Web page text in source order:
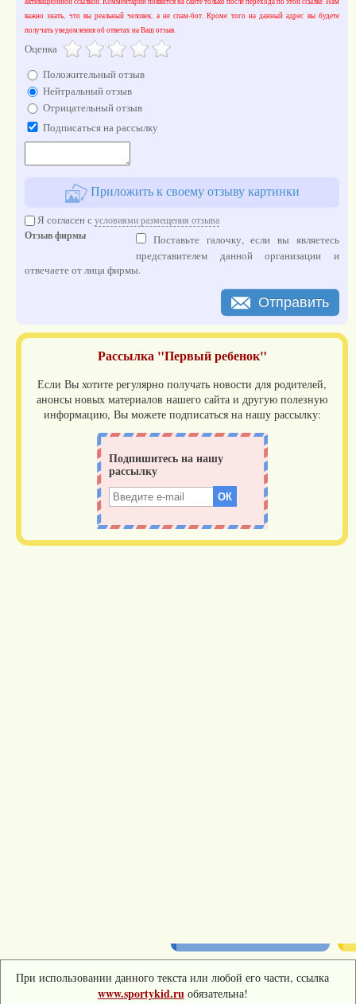
важно знать, что вы реальный человек, а не спам-бот. Кроме того на данный адрес вы будете
получать уведомления об ответах на Ваш отзыв.
Оценка
Положительный отзыв
Нейтральный отзыв
Отрицательный отзыв
Подписаться на рассылку
Приложить к своему отзыву картинки
Я согласен сусловиями размещения отзыва
Отзыв фирмы
Поставьте галочку, если вы являетесь
представителем данной организации и
отвечаете от лица фирмы.
Отправить
Рассылка "Первый ребенок"
Если Вы хотите регулярно получать новости для родителей,
анонсы новых материалов нашего сайта и другую полезную
информацию, Вы можете подписаться на нашу рассылку:
При использовании данного текста или любой его части, ссылка
www.sportykid.ruобязательна!